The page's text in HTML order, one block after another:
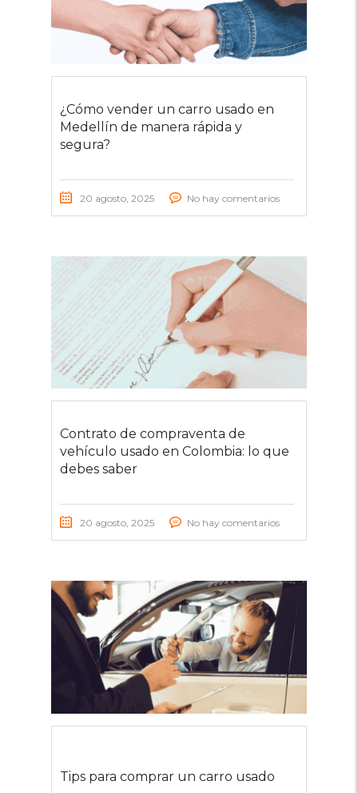
¿Cómo vender un carro usado en
Medellín de manera rápida y
segura?
20 agosto, 2025 No hay comentarios
Contrato de compraventa de
vehículo usado en Colombia: lo que
debes saber
20 agosto, 2025 No hay comentarios
Tips para comprar un carro usado